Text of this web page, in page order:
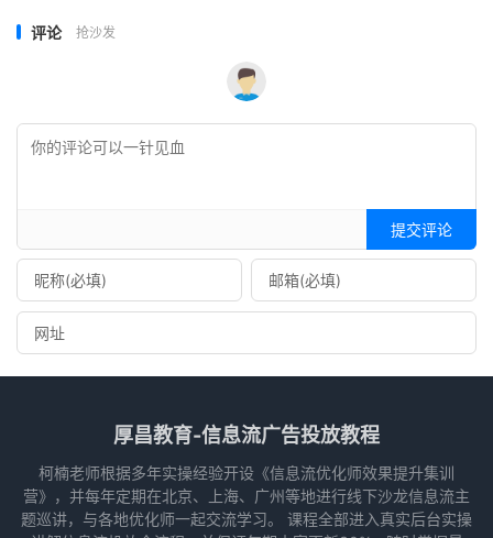
评论 抢沙发
提交评论
厚昌教育-信息流广告投放教程
柯楠老师根据多年实操经验开设《信息流优化师效果提升集训
营》，并每年定期在北京、上海、广州等地进行线下沙龙信息流主
题巡讲，与各地优化师一起交流学习。 课程全部进入真实后台实操